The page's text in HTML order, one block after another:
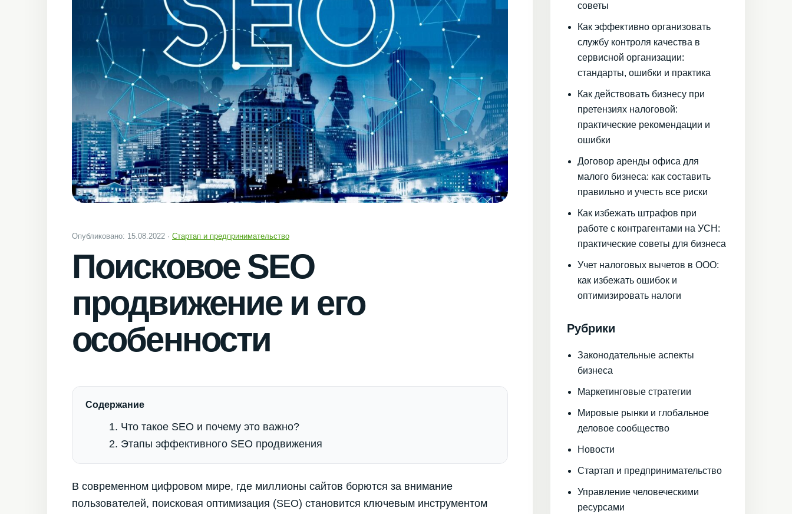
Опубликовано: 15.08.2022 · Стартап и предпринимательство
Поисковое SEO
продвижение и его
особенности
Содержание
Что такое SEO и почему это важно?
Этапы эффективного SEO продвижения
В современном цифровом мире, где миллионы сайтов борются за внимание
пользователей, поисковая оптимизация (SEO) становится ключевым инструментом
советы
Как эффективно организовать
службу контроля качества в
сервисной организации:
стандарты, ошибки и практика
Как действовать бизнесу при
претензиях налоговой:
практические рекомендации и
ошибки
Договор аренды офиса для
малого бизнеса: как составить
правильно и учесть все риски
Как избежать штрафов при
работе с контрагентами на УСН:
практические советы для бизнеса
Учет налоговых вычетов в ООО:
как избежать ошибок и
оптимизировать налоги
Рубрики
Законодательные аспекты
бизнеса
Маркетинговые стратегии
Мировые рынки и глобальное
деловое сообщество
Новости
Стартап и предпринимательство
Управление человеческими
ресурсами